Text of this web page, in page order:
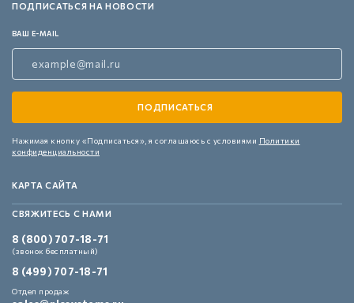
ПОДПИСАТЬСЯ НА НОВОСТИ
ВАШ E-MAIL
Нажимая кнопку «Подписаться», я соглашаюсь с условиями Политики
конфиденциальности
КАРТА САЙТА
СВЯЖИТЕСЬ С НАМИ
8 (800) 707-18-71
(звонок бесплатный)
8 (499) 707-18-71
Отдел продаж